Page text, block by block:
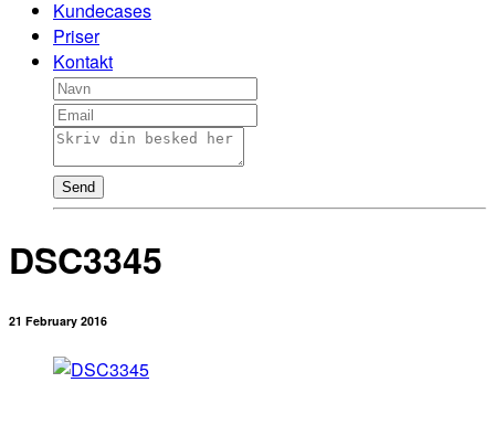
Kundecases
Priser
Kontakt
Send
DSC3345
21 February 2016